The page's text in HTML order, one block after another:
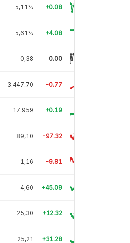
5,11% +0.08
5,61% +4.08
0,38 0.00
3.447,70 -0.77
17.959 +0.19
89,10 -97.32
1,16 -9.81
4,60 +45.09
25,30 +12.32
25,21 +31.28